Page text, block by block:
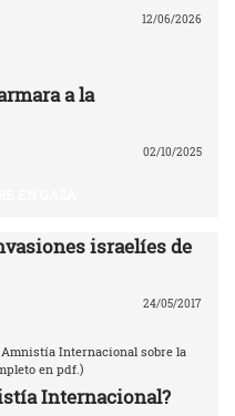
12/06/2026
a la
02/10/2025
israelíes de
24/05/2017
Internacional sobre la
en pdf.)
Internacional?